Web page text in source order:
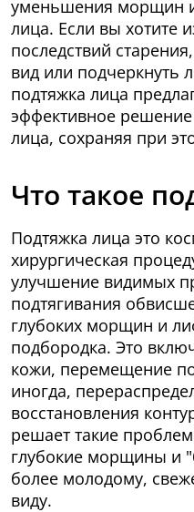
уменьшения морщин
лица. Если вы хотите
последствий
вид или подчеркнуть
подтяжка лица
эффективное
лица, сохраняя при
Что такое
Подтяжка лица это
хирургическая
улучшение видимых
подтягивания
глубоких морщин и
подбородка. Это
кожи, перемещение
иногда,
восстановления
решает такие
глубокие морщины и
более молодому,
виду.